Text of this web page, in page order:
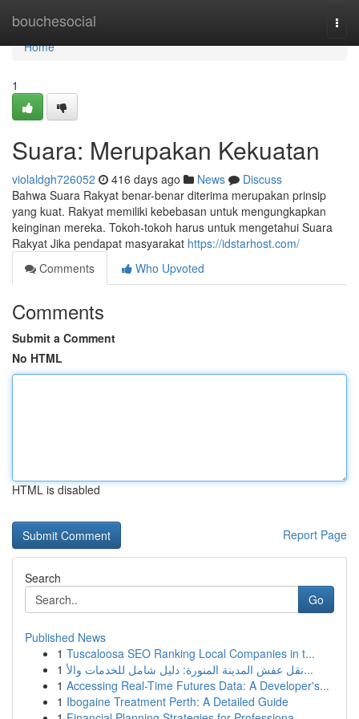
bouchesocial
Home
Home
1
Suara: Merupakan Kekuatan
violaldgh726052 416 days ago News
Discuss
Bahwa Suara Rakyat benar-benar diterima merupakan prinsip
yang kuat. Rakyat memiliki kebebasan untuk mengungkapkan
keinginan mereka. Tokoh-tokoh harus untuk mengetahui Suara
Rakyat Jika pendapat masyarakat https://idstarhost.com/
Comments
Who Upvoted
Comments
Submit a Comment
No HTML
HTML is disabled
Report Page
Search
Go
Published News
1 Tuscaloosa SEO Ranking Local Companies in t...
1
نقل عفش المدينة المنورة: دليل شامل للخدمات والأ...
1 Accessing Real-Time Futures Data: A Developer's...
1 Ibogaine Treatment Perth: A Detailed Guide